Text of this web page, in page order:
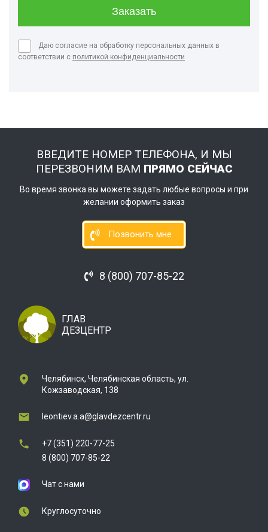
Даю согласие на обработку персональных данных в
соответствии с политикой конфиденциальности
ВВЕДИТЕ НОМЕР ТЕЛЕФОНА, И МЫ
ПЕРЕЗВОНИМ ВАМ ПРЯМО СЕЙЧАС
Во время звонка вы можете задать любые вопросы и при
желании оформить заказ
Позвонить мне
8 (800) 707-85-22
ГЛАВ
ДЕЗЦЕНТР
Челябинск, Челябинская область, ул.
Кожзаводская, 138
leontiev.a.a@glavdezcentr.ru
+7 (351) 220-77-25
8 (800) 707-85-22
Чат с нами
Круглосуточно